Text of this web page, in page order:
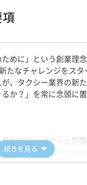
めに」という創業理
なチャレンジをスタ
、タクシー業界の新
か？」を常に念頭に
ながらハイヤーと同
もてなしとは何かを
続きを見る